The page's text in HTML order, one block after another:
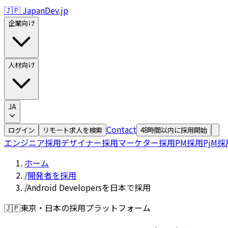
🇯🇵 JapanDev.jp
企業向け
人材向け
JA
ログイン リモート求人を検索 Contact 48時間以内に採用開始
エンジニア採用デザイナー採用マーケター採用PM採用PjM採
ホーム
/開発者を採用
/Android Developersを日本で採用
🇯🇵東京・日本の採用プラットフォーム